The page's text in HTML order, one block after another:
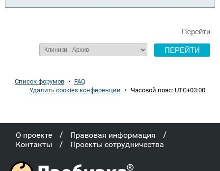
Перейти
Список форумов • FAQ
Удалить cookies конференции • Часовой пояс: UTC+03:00
О проекте / Правовая информация /
Контакты / Проекты сотрудничества